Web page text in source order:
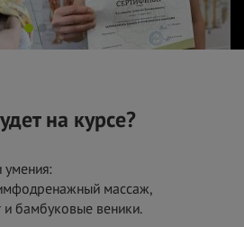
на курсе?
массаж,
и бамбуковые веники.